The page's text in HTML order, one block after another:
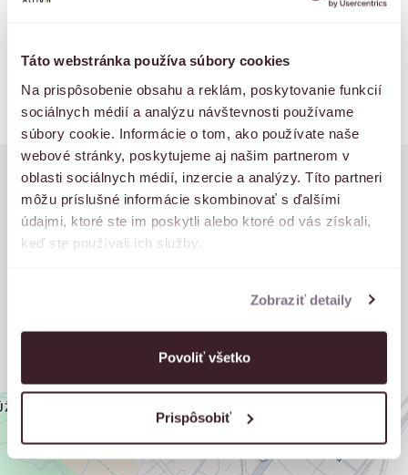
Táto webstránka používa súbory cookies
Na prispôsobenie obsahu a reklám, poskytovanie funkcií
sociálnych médií a analýzu návštevnosti používame
súbory cookie. Informácie o tom, ako používate naše
webové stránky, poskytujeme aj našim partnerom v
oblasti sociálnych médií, inzercie a analýzy. Títo partneri
môžu príslušné informácie skombinovať s ďalšími
údajmi, ktoré ste im poskytli alebo ktoré od vás získali,
keď ste používali ich služby.
Zobraziť detaily
Povoliť všetko
Prispôsobiť
diaľničné
Občianska vybavenosť Školy, škôlky
Výlety
−